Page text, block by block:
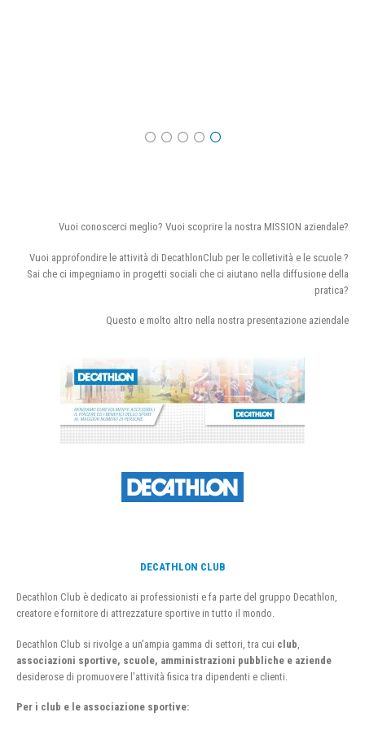
Vuoi conoscerci meglio? Vuoi scoprire la nostra MISSION aziendale?
Vuoi approfondire le attività di DecathlonClub per le colletività e le scuole ?
Sai che ci impegniamo in progetti sociali che ci aiutano nella diffusione della
pratica?
Questo e molto altro nella nostra presentazione aziendale
DECATHLON CLUB
Decathlon Club è dedicato ai professionisti e fa parte del gruppo Decathlon,
creatore e fornitore di attrezzature sportive in tutto il mondo.
Decathlon Club si rivolge a un’ampia gamma di settori, tra cui club
associazioni sportive, scuole, amministrazioni pubbliche e aziende
desiderose di promuovere l’attività fisica tra dipendenti e clienti.
Per i club e le associazione sportive: